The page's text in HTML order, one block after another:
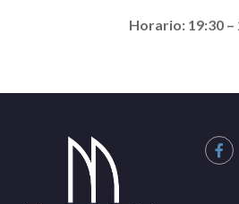
Horario: 19:30 –